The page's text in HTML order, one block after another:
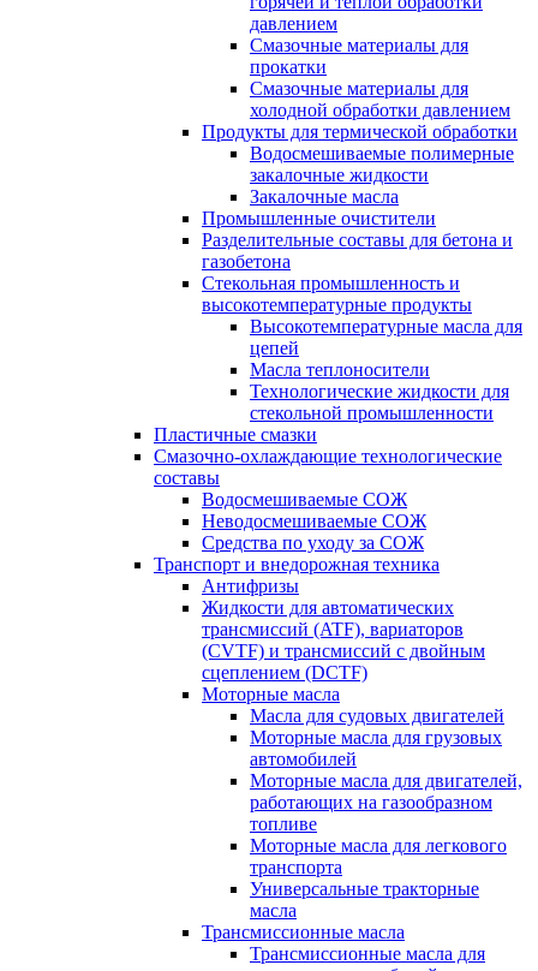
давлением
Смазочные материалы для
прокатки
Смазочные материалы для
холодной обработки давлением
Продукты для термической обработки
Водосмешиваемые полимерные
закалочные жидкости
Закалочные масла
Промышленные очистители
Разделительные составы для бетона и
газобетона
Стекольная промышленность и
высокотемпературные продукты
Высокотемпературные масла для
цепей
Масла теплоносители
Технологические жидкости для
стекольной промышленности
Пластичные смазки
Смазочно-охлаждающие технологические
составы
Водосмешиваемые СОЖ
Неводосмешиваемые СОЖ
Средства по уходу за СОЖ
Транспорт и внедорожная техника
Антифризы
Жидкости для автоматических
трансмиссий (ATF), вариаторов
(CVTF) и трансмиссий с двойным
сцеплением (DCTF)
Моторные масла
Масла для судовых двигателей
Моторные масла для грузовых
автомобилей
Моторные масла для двигателей,
работающих на газообразном
топливе
Моторные масла для легкового
транспорта
Универсальные тракторные
масла
Трансмиссионные масла
Трансмиссионные масла для